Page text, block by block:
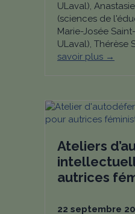
ULaval),
(sciences de
Marie-Josée
ULaval), Thérèse
savoir plus →
Ateliers
autrices
22 septembre